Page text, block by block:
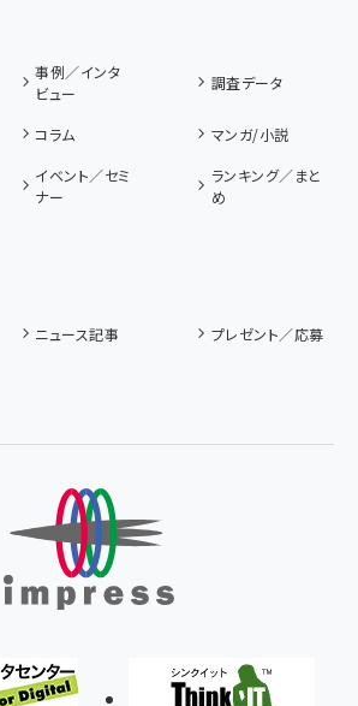
事例／インタ
ビュー
調査データ
コラム
マンガ/小説
イベント／セミ
ナー
ランキング／まと
め
ニュース記事
プレゼント／応募